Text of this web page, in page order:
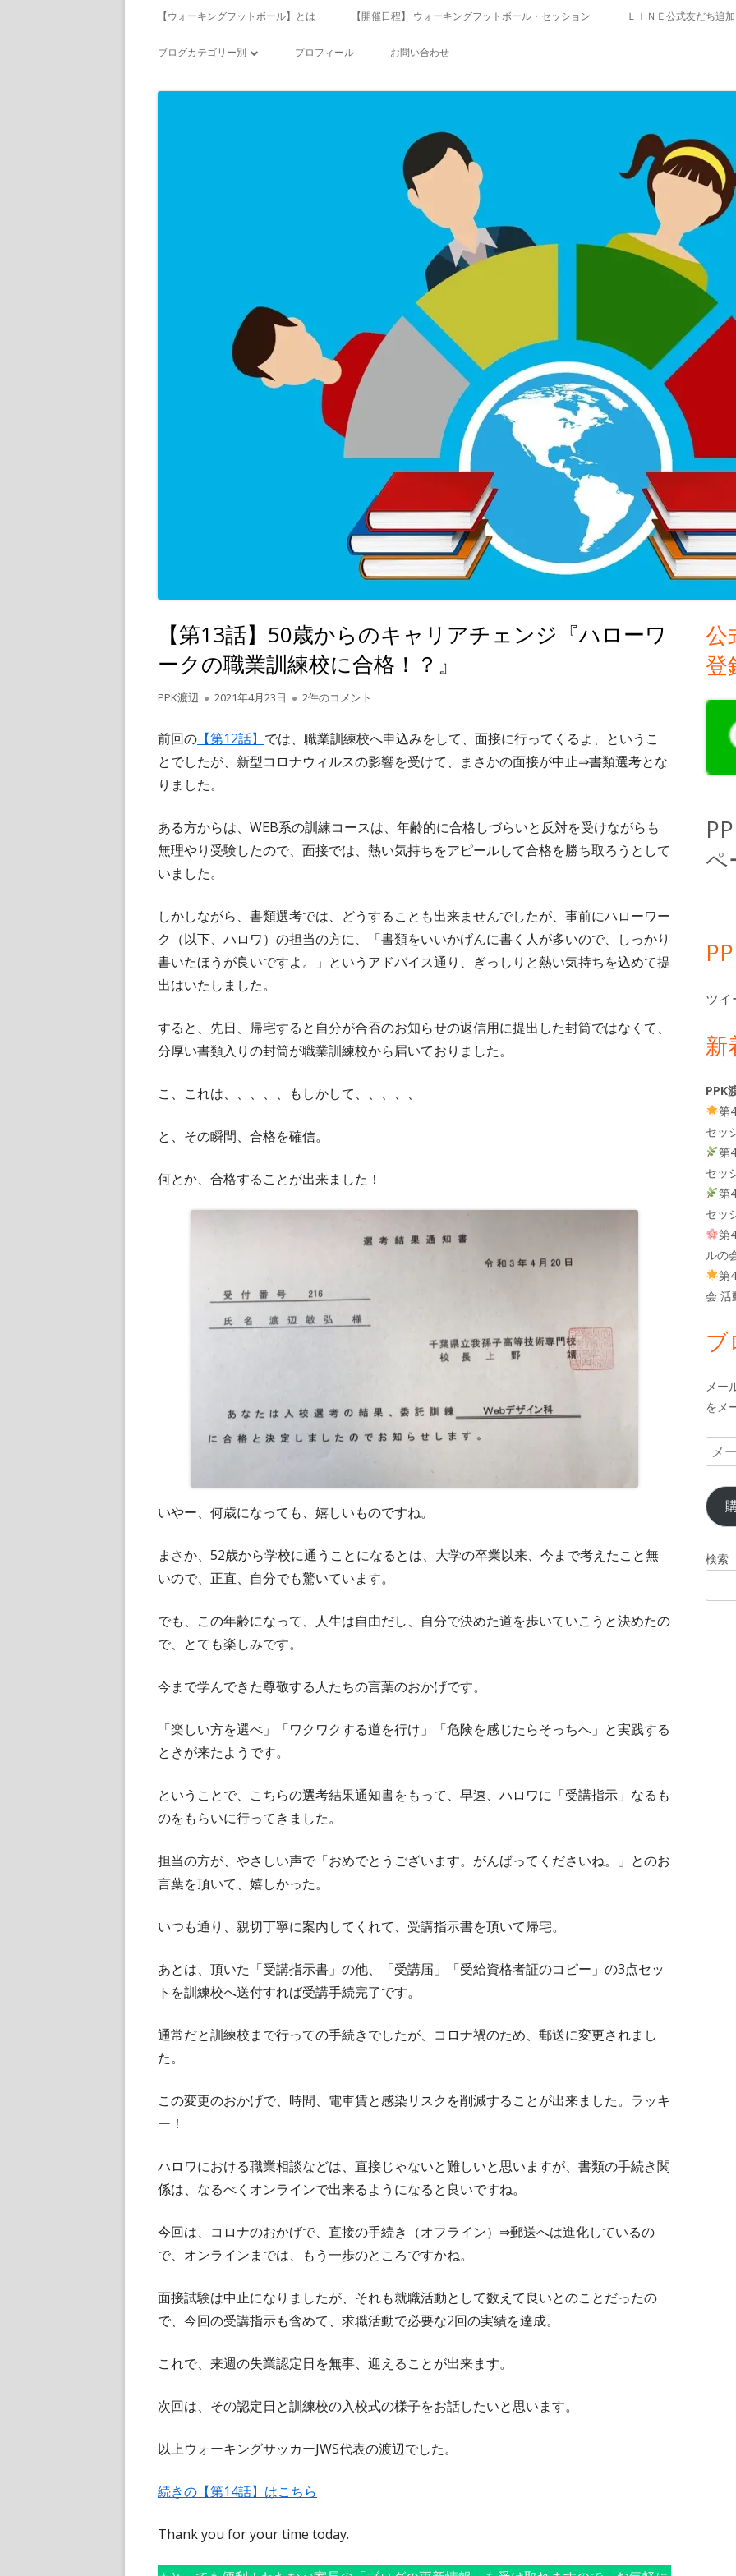
メ
イ
ン
【ウォーキングフットボール】とは 【開催日程】 ウォーキングフットボール・セッション ＬＩＮＥ公式友だち追加
ブログカテゴリー別 プロフィール お問い合わせ
【第13話】50歳からのキャリアチェンジ『ハローワ
ークの職業訓練校に合格！？』
作
者
PPK渡辺
公
日
2021年4月23日 【第13話】50歳からのキャリアチェンジ『ハローワークの職業訓練校に合格！？』 への
2件のコメント
前回の 【第12話】 では、職業訓練校へ申込みをして、面接に行ってくるよ、というこ
とでしたが、新型コロナウィルスの影響を受けて、まさかの面接が中止⇒書類選考とな
りました。
ある方からは、WEB系の訓練コースは、年齢的に合格しづらいと反対を受けながらも
無理やり受験したので、面接では、熱い気持ちをアピールして合格を勝ち取ろうとして
いました。
しかしながら、書類選考では、どうすることも出来ませんでしたが、事前にハローワー
ク（以下、ハロワ）の担当の方に、「書類をいいかげんに書く人が多いので、しっかり
書いたほうが良いですよ。」というアドバイス通り、ぎっしりと熱い気持ちを込めて提
出はいたしました。
すると、先日、帰宅すると自分が合否のお知らせの返信用に提出した封筒ではなくて、
分厚い書類入りの封筒が職業訓練校から届いておりました。
こ、これは、、、、、もしかして、、、、、
と、その瞬間、合格を確信。
何とか、合格することが出来ました！
いやー、何歳になっても、嬉しいものですね。
まさか、52歳から学校に通うことになるとは、大学の卒業以来、今まで考えたこと無
いので、正直、自分でも驚いています。
でも、この年齢になって、人生は自由だし、自分で決めた道を歩いていこうと決めたの
で、とても楽しみです。
今まで学んできた尊敬する人たちの言葉のおかげです。
「楽しい方を選べ」「ワクワクする道を行け」「危険を感じたらそっちへ」と実践する
ときが来たようです。
ということで、こちらの選考結果通知書をもって、早速、ハロワに「受講指示」なるも
のをもらいに行ってきました。
担当の方が、やさしい声で「おめでとうございます。がんばってくださいね。」とのお
言葉を頂いて、嬉しかった。
いつも通り、親切丁寧に案内してくれて、受講指示書を頂いて帰宅。
あとは、頂いた「受講指示書」の他、「受講届」「受給資格者証のコピー」の3点セッ
トを訓練校へ送付すれば受講手続完了です。
通常だと訓練校まで行っての手続きでしたが、コロナ禍のため、郵送に変更されまし
た。
この変更のおかげで、時間、電車賃と感染リスクを削減することが出来ました。ラッキ
ー！
ハロワにおける職業相談などは、直接じゃないと難しいと思いますが、書類の手続き関
係は、なるべくオンラインで出来るようになると良いですね。
今回は、コロナのおかげで、直接の手続き（オフライン）⇒郵送へは進化しているの
で、オンラインまでは、もう一歩のところですかね。
面接試験は中止になりましたが、それも就職活動として数えて良いとのことだったの
で、今回の受講指示も含めて、求職活動で必要な2回の実績を達成。
これで、来週の失業認定日を無事、迎えることが出来ます。
次回は、その認定日と訓練校の入校式の様子をお話したいと思います。
以上ウォーキングサッカーJWS代表の渡辺でした。
続きの【第14話】はこちら
Thank you for your time today.
メ
イ
ン
イ
バ
公
登
ペ
ツイ
新
PPK
第
セッ
第
セッ
第
セッ
第
ルの
第
会 活
ブ
メー
をメ
メ
ー
ル
ア
ド
ス
検索